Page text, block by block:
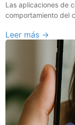
Las aplicaciones de
comportamiento del
Leer más →